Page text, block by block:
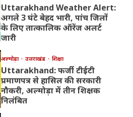
Uttarakhand Weather Alert:
अगले 3 घंटे बेहद भारी, पांच जिलों
के लिए तात्कालिक ऑरेंज अलर्ट
जारी
अल्मोड़ा उत्तराखंड शिक्षा
Uttarakhand: फर्जी टीईटी
प्रमाणपत्र से हासिल की सरकारी
नौकरी, अल्मोड़ा में तीन शिक्षक
निलंबित